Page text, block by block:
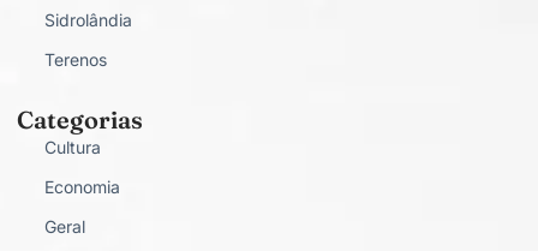
Sidrolândia
Terenos
Categorias
Cultura
Economia
Geral